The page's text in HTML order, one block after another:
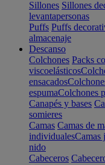
Sillones Sillones
levantapersonas
Puffs Puffs
almacenaje
Descanso
Colchones Packs
viscoelásticos
ensacados
espumaColchones
Canapés y bases
somieres
Camas Camas de
individualesCamas
nido
Cabeceros